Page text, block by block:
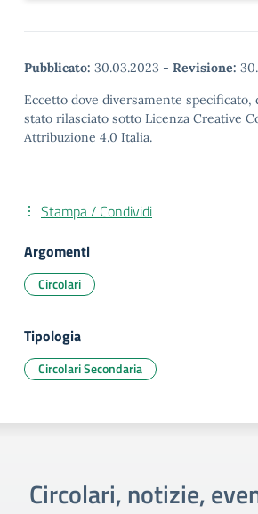
Pubblicato: 30.03.2023 - Revisione:
Eccetto dove diversamente specificato,
stato rilasciato sotto Licenza Creative
Attribuzione 4.0 Italia.
Stampa / Condividi
Argomenti
Circolari
Tipologia
Circolari Secondaria
Circolari, notizie,